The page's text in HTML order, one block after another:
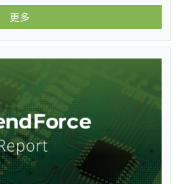
，MLC趋于平缓。
更多